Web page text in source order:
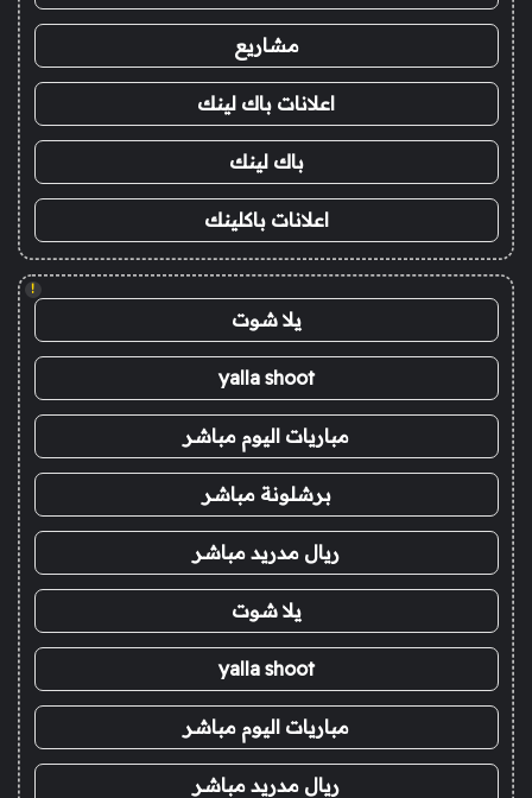
مشاريع
اعلانات باك لينك
باك لينك
اعلانات باكلينك
!
يلا شوت
yalla shoot
مباريات اليوم مباشر
برشلونة مباشر
ريال مدريد مباشر
يلا شوت
yalla shoot
مباريات اليوم مباشر
ريال مدريد مباشر